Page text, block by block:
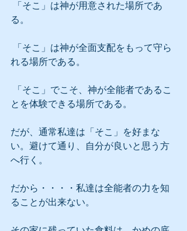
る。
れる場所である。
とを体験できる場所である。
だが、通常私達は「そこ」を好まな
い。避けて通り、自分が良いと思う方
へ行く。
だから・・・・私達は全能者の力を知
ることが出来ない。